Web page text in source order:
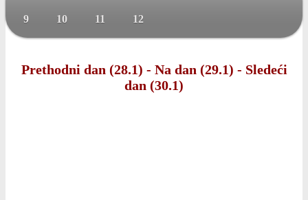
9 10 11 12
Prethodni dan (28.1) - Na dan (29.1) - Sledeći
dan (30.1)